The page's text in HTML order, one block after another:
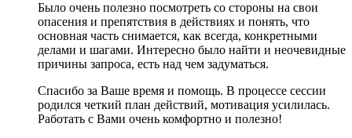
Было очень полезно посмотреть со стороны на свои
опасения и препятствия в действиях и понять, что
основная часть снимается, как всегда, конкретными
делами и шагами. Интересно было найти и неочевидные
причины запроса, есть над чем задуматься.
Спасибо за Ваше время и помощь. В процессе сессии
родился четкий план действий, мотивация усилилась.
Работать с Вами очень комфортно и полезно!